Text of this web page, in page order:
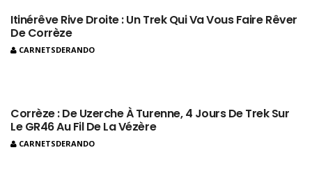
Itinérêve Rive Droite : Un Trek Qui Va Vous Faire Rêver
De Corrèze
CARNETSDERANDO
Corrèze : De Uzerche À Turenne, 4 Jours De Trek Sur
Le GR46 Au Fil De La Vézère
CARNETSDERANDO